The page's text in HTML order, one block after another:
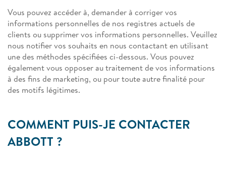
Vous pouvez accéder à, demander à corriger vos
informations personnelles de nos registres actuels de
clients ou supprimer vos informations personnelles. Veuillez
nous notifier vos souhaits en nous contactant en utilisant
une des méthodes spécifiées ci-dessous. Vous pouvez
également vous opposer au traitement de vos informations
à des fins de marketing, ou pour toute autre finalité pour
des motifs légitimes.
COMMENT PUIS-JE CONTACTER
ABBOTT ?